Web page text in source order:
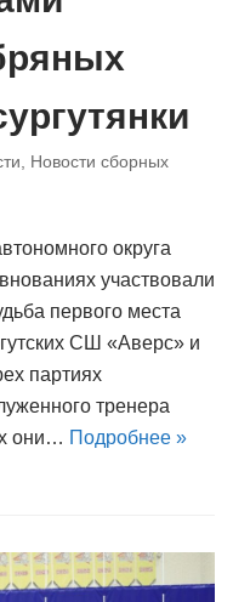
Новости сборных
округа
участвовали
первого места
СШ «Аверс» и
партиях
тренера
они… Подробнее »